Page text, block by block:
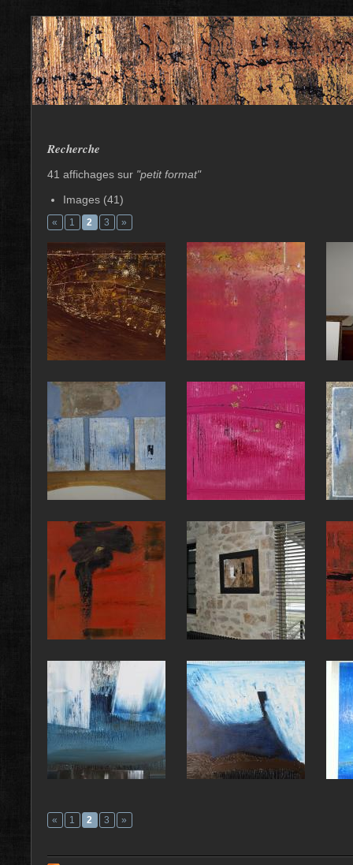
Recherche
41 affichages sur "petit format"
Images (41)
« 1 2 3 »
« 1 2 3 »